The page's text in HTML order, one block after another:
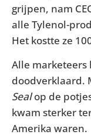
grijpen, nam
alle Tylenol-
Het kostte ze
Alle marketeers
doodverklaard.
Sealop de
kwam sterker
Amerika waren.